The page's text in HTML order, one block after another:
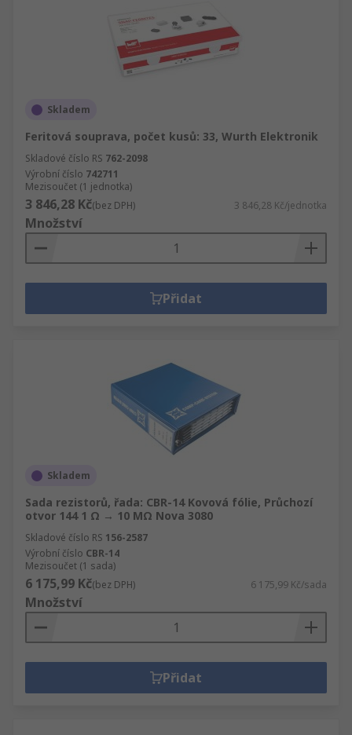
Skladem
Feritová souprava, počet kusů: 33, Wurth Elektronik
Skladové číslo RS 762-2098
Výrobní číslo 742711
Mezisoučet (1 jednotka)
3 846,28 Kč(bez DPH) 3 846,28 Kč/jednotka
Množství
Přidat
Skladem
Sada rezistorů, řada: CBR-14 Kovová fólie, Průchozí
otvor 144 1 Ω → 10 MΩ Nova 3080
Skladové číslo RS 156-2587
Výrobní číslo CBR-14
Mezisoučet (1 sada)
6 175,99 Kč(bez DPH) 6 175,99 Kč/sada
Množství
Přidat